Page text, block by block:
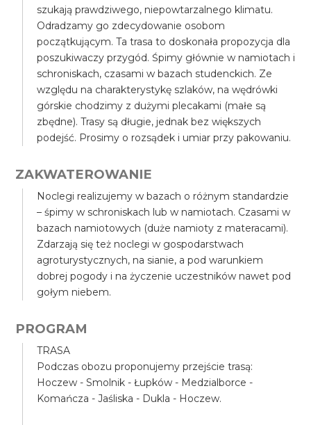
szukają prawdziwego, niepowtarzalnego klimatu.
Odradzamy go zdecydowanie osobom
początkującym. Ta trasa to doskonała propozycja dla
poszukiwaczy przygód. Śpimy głównie w namiotach i
schroniskach, czasami w bazach studenckich. Ze
względu na charakterystykę szlaków, na wędrówki
górskie chodzimy z dużymi plecakami (małe są
zbędne). Trasy są długie, jednak bez większych
podejść. Prosimy o rozsądek i umiar przy pakowaniu.
ZAKWATEROWANIE
Noclegi realizujemy w bazach o różnym standardzie
– śpimy w schroniskach lub w namiotach. Czasami w
bazach namiotowych (duże namioty z materacami).
Zdarzają się też noclegi w gospodarstwach
agroturystycznych, na sianie, a pod warunkiem
dobrej pogody i na życzenie uczestników nawet pod
gołym niebem.
PROGRAM
TRASA
Podczas obozu proponujemy przejście trasą:
Hoczew - Smolnik - Łupków - Medzialborce -
Komańcza - Jaśliska - Dukla - Hoczew.